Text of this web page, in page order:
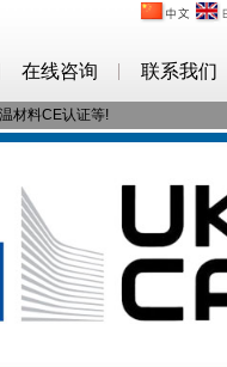
在线咨询 联系我们
材料CE认证等!